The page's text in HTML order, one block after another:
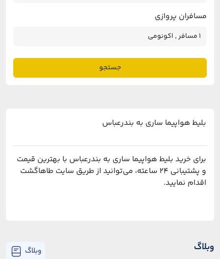
مسافران پروازی
جستجو
بلیط هواپیما ساری به بندرعباس
برای خرید بلیط هواپیما ساری به بندرعباس با بهترین قیمت
و پشتیبانی ۲۴ ساعته، می‌توانید از طریق سایت طاهاگشت
اقدام نمایید.
وبلاگ وبلاگ